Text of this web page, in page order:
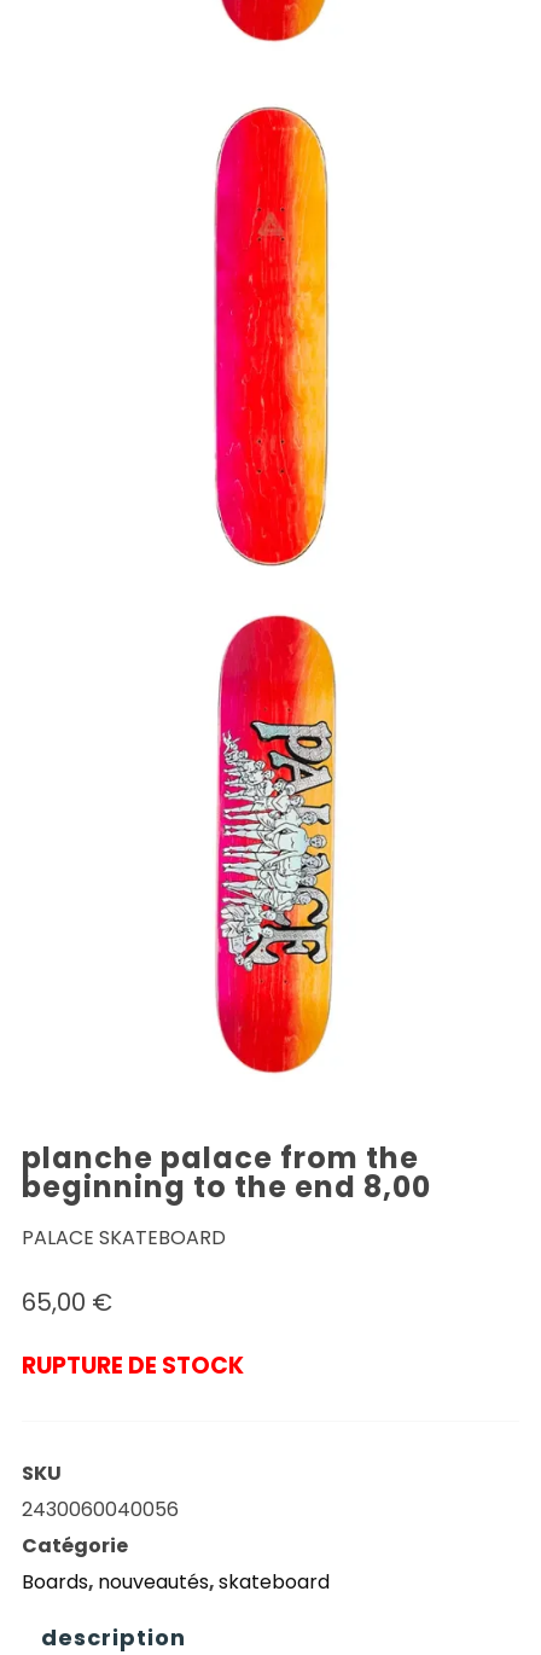
planche palace from the
beginning to the end 8,00
PALACE SKATEBOARD
65,00 €
RUPTURE DE STOCK
SKU
2430060040056
Catégorie
Boards, nouveautés,skateboard
description